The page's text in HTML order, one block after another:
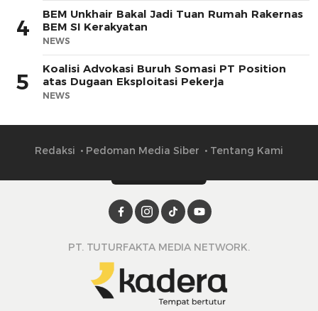
4
BEM Unkhair Bakal Jadi Tuan Rumah Rakernas
BEM SI Kerakyatan
NEWS
5
Koalisi Advokasi Buruh Somasi PT Position
atas Dugaan Eksploitasi Pekerja
NEWS
Redaksi Pedoman Media Siber Tentang Kami
PT. TUTURFAKTA MEDIA NETWORK.